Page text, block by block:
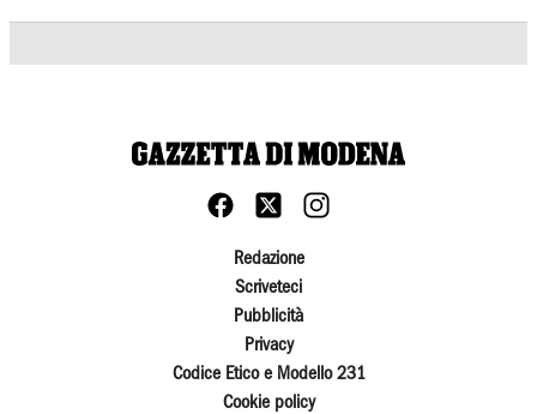
Redazione
Scriveteci
Pubblicità
Privacy
Codice Etico e Modello 231
Cookie policy